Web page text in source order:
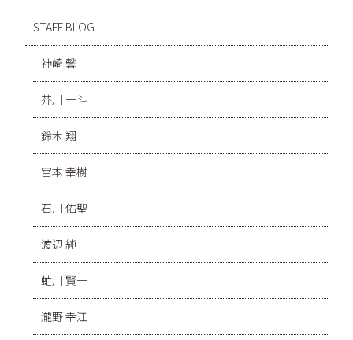
STAFF BLOG
神崎 馨
芥川 一斗
鈴木 翔
宮本 幸樹
石川 佑聖
渡辺 純
虻川 賢一
瀧野 幸江